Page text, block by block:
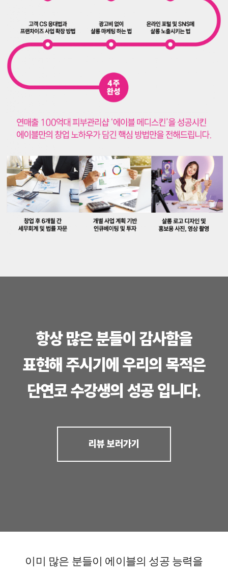
항상 많은 분들이 감사함을
표현해 주시기에 우리의 목적은
단연코 수강생의 성공 입니다.
리뷰 보러가기
이미 많은 분들이 에이블의 성공 능력을